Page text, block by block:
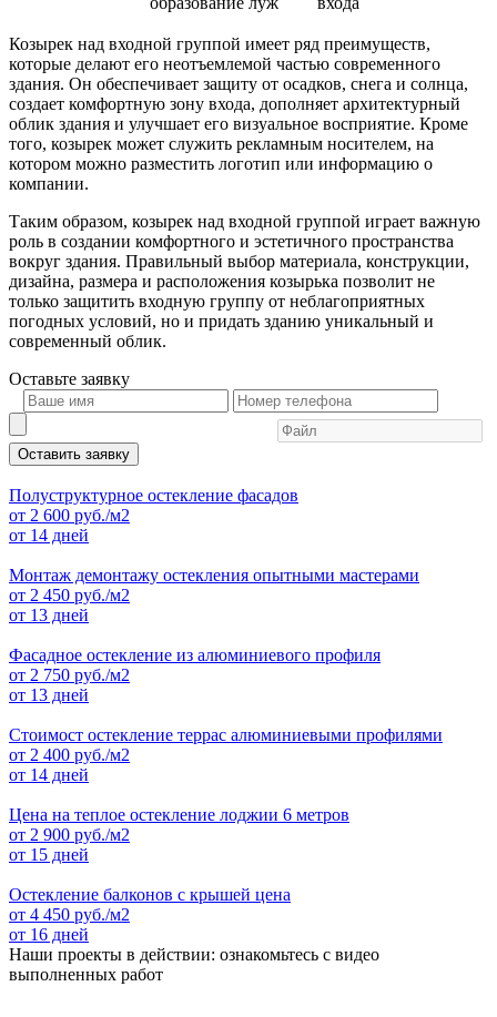
Козырек над входной группой имеет ряд преимуществ,
которые делают его неотъемлемой частью современного
здания. Он обеспечивает защиту от осадков, снега и солнца,
создает комфортную зону входа, дополняет архитектурный
облик здания и улучшает его визуальное восприятие. Кроме
того, козырек может служить рекламным носителем, на
котором можно разместить логотип или информацию о
компании.
Таким образом, козырек над входной группой играет важную
роль в создании комфортного и эстетичного пространства
вокруг здания. Правильный выбор материала, конструкции,
дизайна, размера и расположения козырька позволит не
только защитить входную группу от неблагоприятных
погодных условий, но и придать зданию уникальный и
современный облик.
Оставьте заявку
Оставить заявку
Полуструктурное остекление фасадов
от 2 600 руб./м2
от 14 дней
Монтаж демонтажу остекления опытными мастерами
от 2 450 руб./м2
от 13 дней
Фасадное остекление из алюминиевого профиля
от 2 750 руб./м2
от 13 дней
Стоимост остекление террас алюминиевыми профилями
от 2 400 руб./м2
от 14 дней
Цена на теплое остекление лоджии 6 метров
от 2 900 руб./м2
от 15 дней
Остекление балконов с крышей цена
от 4 450 руб./м2
от 16 дней
Наши проекты в действии: ознакомьтесь с видео
выполненных работ